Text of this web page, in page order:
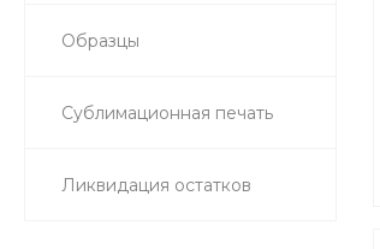
Образцы
Сублимационная печать
Ликвидация остатков